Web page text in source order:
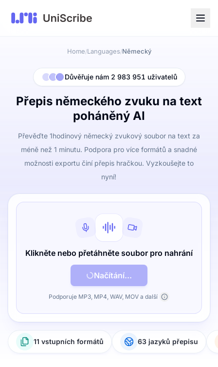
Home/Languages/Německý
Důvěřuje nám 2 983 951 uživatelů
Přepis německého zvuku na text
poháněný AI
Převěďte 1hodinový německý zvukový soubor na text za
méně než 1 minutu. Podpora pro více formátů a snadné
možnosti exportu činí přepis hračkou. Vyzkoušejte to
nyní!
Klikněte nebo přetáhněte soubor pro nahrání
Načítání...
Podporuje MP3, MP4, WAV, MOV a další
11 vstupních formátů 63 jazyků přepisu